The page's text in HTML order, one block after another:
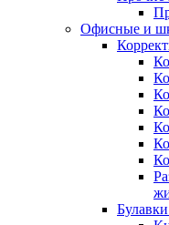
Офисные и